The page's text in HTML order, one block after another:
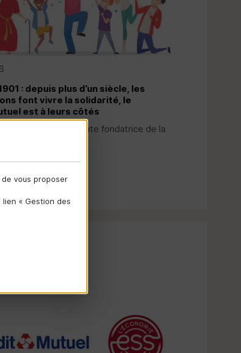
: depuis plus d’un siècle, les
font vivre la solidarité, le
est à leurs côtés
1901 marque une date fondatrice de la
vous proposer
« Gestion des